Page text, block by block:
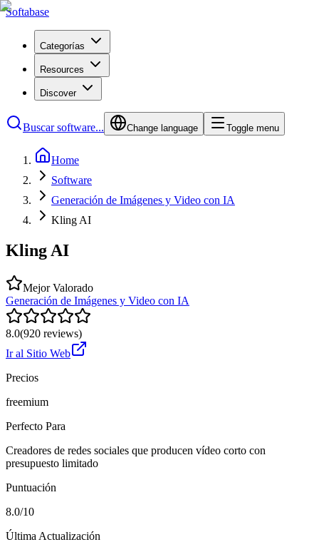
Softabase
Categorías
Resources
Discover
Buscar software... Change language Toggle menu
Home
Software
Generación de Imágenes y Video con IA
Kling AI
Kling AI
Mejor Valorado
Generación de Imágenes y Video con IA
8.0(920 reviews)
Ir al Sitio Web
Precios
freemium
Perfecto Para
Creadores de redes sociales que producen vídeo corto con
presupuesto limitado
Puntuación
8.0/10
Última Actualización